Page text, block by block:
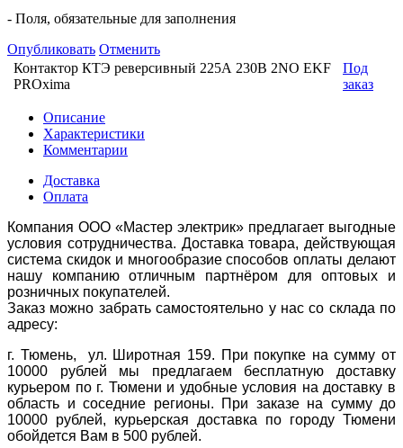
- Поля, обязательные для заполнения
Опубликовать Отменить
Контактор КТЭ реверсивный 225А 230В 2NO EKF
PROxima
Под
заказ
Описание
Характеристики
Комментарии
Доставка
Оплата
Компания ООО «Мастер электрик» предлагает выгодные
условия сотрудничества. Доставка товара, действующая
система скидок и многообразие способов оплаты делают
нашу компанию отличным партнёром для оптовых и
розничных покупателей.
Заказ можно забрать самостоятельно у нас со склада по
адресу:
г. Тюмень, ул. Широтная 159. При покупке на сумму от
10000 рублей мы предлагаем бесплатную доставку
курьером по г. Тюмени и удобные условия на доставку в
область и соседние регионы. При заказе на сумму до
10000 рублей, курьерская доставка по городу Тюмени
обойдется Вам в 500 рублей.